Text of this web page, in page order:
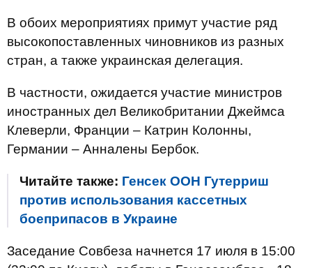
В обоих мероприятиях примут участие ряд
высокопоставленных чиновников из разных
стран, а также украинская делегация.
В частности, ожидается участие министров
иностранных дел Великобритании Джеймса
Клеверли, Франции – Катрин Колонны,
Германии – Анналены Бербок.
Читайте также: Генсек ООН Гутерриш
против использования кассетных
боеприпасов в Украине
Заседание Совбеза начнется 17 июля в 15:00